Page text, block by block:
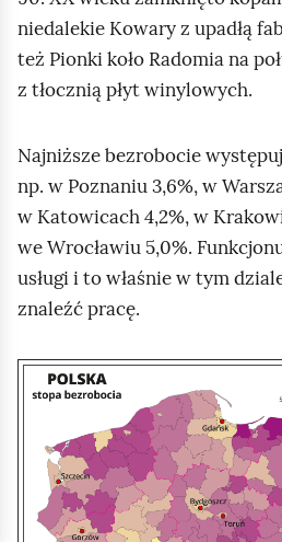
niedalekie Kowary z upadłą
też Pionki koło Radomia na
z tłocznią płyt winylowych.
Najniższe bezrobocie
np. w Poznaniu 3,6%, w
w Katowicach 4,2%, w
we Wrocławiu 5,0%.
usługi i to właśnie w tym
znaleźć pracę.